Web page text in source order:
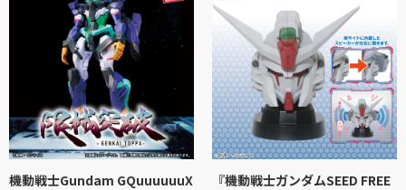
機動戦士Gundam GQuuuuuuX
『機動戦士ガンダムSEED FREE